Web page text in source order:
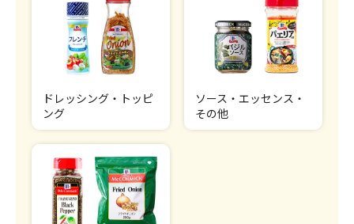
ドレッシング・トッピ
ング
ソース・エッセンス・
その他